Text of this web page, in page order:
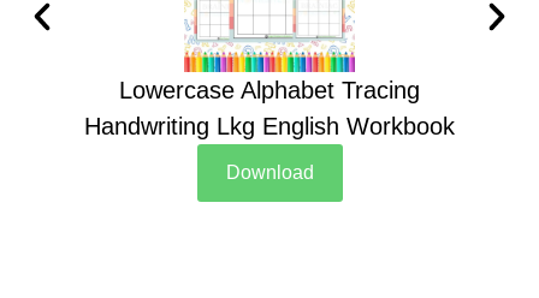
Lowercase Alphabet Tracing
Handwriting Lkg English Workbook
Download